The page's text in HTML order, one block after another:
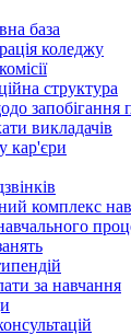
база
коледжу
структура
запобігання
викладачів
кар'єри
комплекс
за навчання